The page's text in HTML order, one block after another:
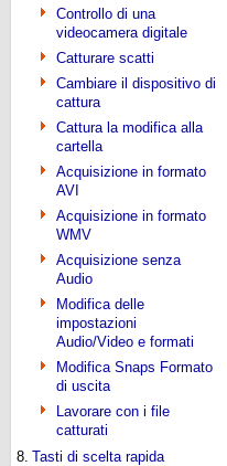
Controllo di una
videocamera digitale
Catturare scatti
Cambiare il dispositivo di
cattura
Cattura la modifica alla
cartella
Acquisizione in formato
AVI
Acquisizione in formato
WMV
Acquisizione senza
Audio
Modifica delle
impostazioni
Audio/Video e formati
Modifica Snaps Formato
di uscita
Lavorare con i file
catturati
8. Tasti di scelta rapida